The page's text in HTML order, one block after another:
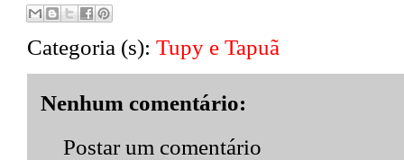
Categoria (s): Tupy e Tapuã
Nenhum comentário:
Postar um comentário